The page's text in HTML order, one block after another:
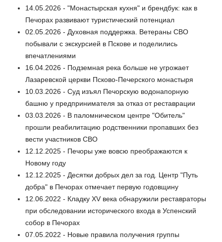
14.05.2026 - "Монастырская кухня" и брендбук: как в
Печорах развивают туристический потенциал
02.05.2026 - Духовная поддержка. Ветераны СВО
побывали с экскурсией в Пскове и поделились
впечатлениями
16.04.2026 - Подземная река больше не угрожает
Лазаревской церкви Псково-Печерского монастыря
10.03.2026 - Суд изъял Печорскую водонапорную
башню у предпринимателя за отказ от реставрации
03.03.2026 - В паломническом центре "Обитель"
прошли реабилитацию родственники пропавших без
вести участников СВО
12.12.2025 - Печоры уже вовсю преображаются к
Новому году
12.12.2025 - Десятки добрых дел за год. Центр "Путь
добра" в Печорах отмечает первую годовщину
12.06.2022 - Кладку XV века обнаружили реставраторы
при обследовании исторического входа в Успенский
собор в Печорах
07.05.2022 - Новые правила получения группы